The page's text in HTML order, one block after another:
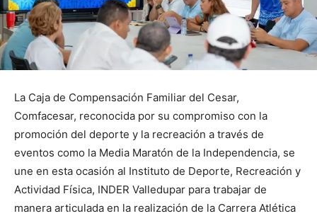
La Caja de Compensación Familiar del Cesar,
Comfacesar, reconocida por su compromiso con la
promoción del deporte y la recreación a través de
eventos como la Media Maratón de la Independencia, se
une en esta ocasión al Instituto de Deporte, Recreación y
Actividad Física, INDER Valledupar para trabajar de
manera articulada en la realización de la Carrera Atlética